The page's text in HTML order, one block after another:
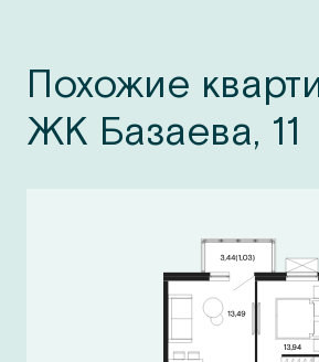
Похожие
ЖК Базаева, 11